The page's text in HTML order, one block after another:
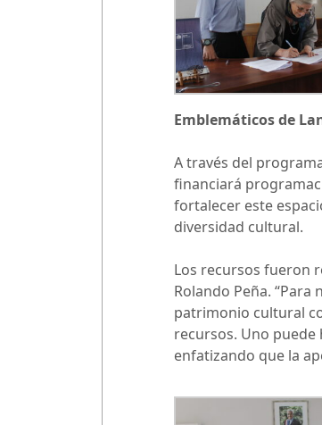
Emblemáticos de
A través del
financiará
fortalecer este
diversidad cultural.
Los recursos fueron
Rolando Peña.
patrimonio cultural
recursos. Uno puede
enfatizando que la